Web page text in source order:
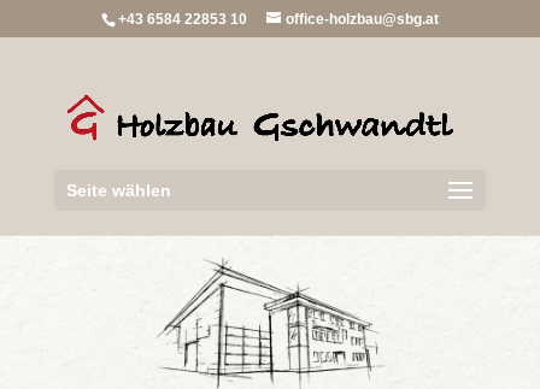
+43 6584 22853 10 office-holzbau@sbg.at
Seite wählen